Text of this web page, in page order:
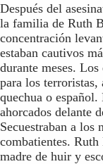
Después del
la familia de Ruth
concentración
estaban cautivos
durante meses.
para los terroristas,
quechua o
ahorcados delante
Secuestraban a los
combatientes. Ruth
madre de huir y